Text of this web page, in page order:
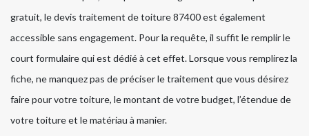
gratuit, le devis traitement de toiture 87400 est également
accessible sans engagement. Pour la requête, il suffit le remplir le
court formulaire qui est dédié à cet effet. Lorsque vous remplirez la
fiche, ne manquez pas de préciser le traitement que vous désirez
faire pour votre toiture, le montant de votre budget, l’étendue de
votre toiture et le matériau à manier.